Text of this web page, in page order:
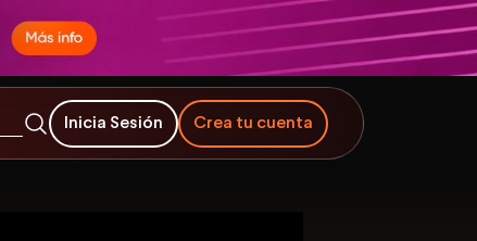
Inicia Sesión Crea tu cuenta